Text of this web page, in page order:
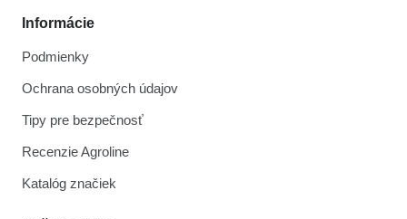
Informácie
Podmienky
Ochrana osobných údajov
Tipy pre bezpečnosť
Recenzie Agroline
Katalóg značiek